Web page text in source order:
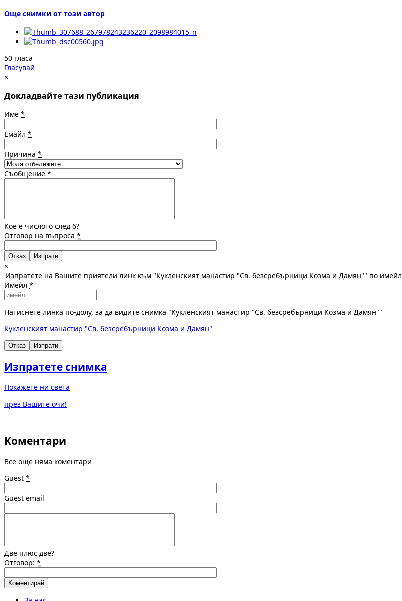
Още снимки от този автор
50 гласа
Гласувай
×
Докладвайте тази публикация
Име *
Емайл *
Причина *
Съобщение *
Кое е числото след 6?
Отговор на въпроса *
Отказ
×
Изпратете на Вашите приятели линк към "Кукленският манастир "Св. безсребърници Козма и Дамян"" по имейл
Имейл *
Натиснете линка по-долу, за да видите снимка "Кукленският манастир "Св. безсребърници Козма и Дамян""
Кукленският манастир "Св. безсребърници Козма и Дамян"
Отказ Изпрати
Изпратете снимка
Покажете ни света
през Вашите очи!
Коментари
Все още няма коментари
Guest *
Guest email
Две плюс две?
Отговор: *